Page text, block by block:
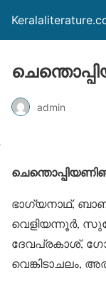
admin
ഭാഗ്യനാഥ്,
വെളിയന്നൂര്‍,
ദേവപ്രകാശ്,
വെങ്കിടാചലം,